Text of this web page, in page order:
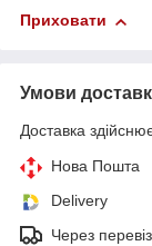
Приховати
Умови
Доставка
Нова Пошта
Delivery
Через